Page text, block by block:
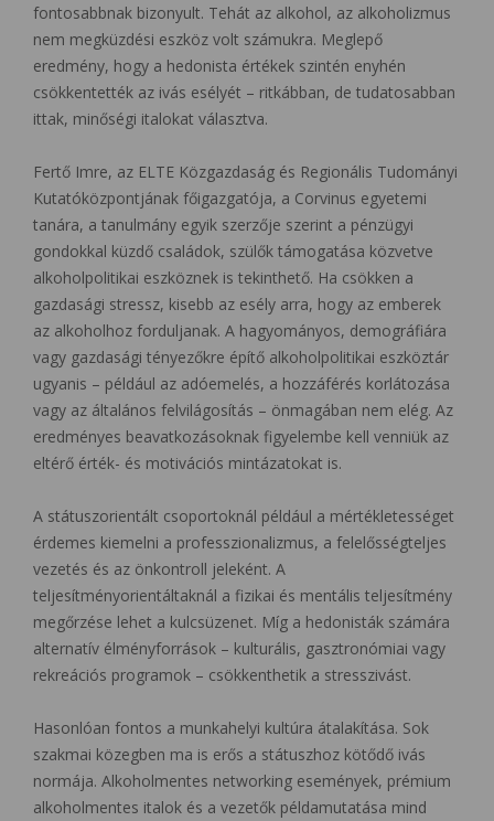
fontosabbnak bizonyult. Tehát az alkohol, az alkoholizmus
nem megküzdési eszköz volt számukra. Meglepő
eredmény, hogy a hedonista értékek szintén enyhén
csökkentették az ivás esélyét – ritkábban, de tudatosabban
ittak, minőségi italokat választva.
Fertő Imre, az ELTE Közgazdaság és Regionális Tudományi
Kutatóközpontjának főigazgatója, a Corvinus egyetemi
tanára, a tanulmány egyik szerzője szerint a pénzügyi
gondokkal küzdő családok, szülők támogatása közvetve
alkoholpolitikai eszköznek is tekinthető. Ha csökken a
gazdasági stressz, kisebb az esély arra, hogy az emberek
az alkoholhoz forduljanak. A hagyományos, demográfiára
vagy gazdasági tényezőkre építő alkoholpolitikai eszköztár
ugyanis – például az adóemelés, a hozzáférés korlátozása
vagy az általános felvilágosítás – önmagában nem elég. Az
eredményes beavatkozásoknak figyelembe kell venniük az
eltérő érték- és motivációs mintázatokat is.
A státuszorientált csoportoknál például a mértékletességet
érdemes kiemelni a professzionalizmus, a felelősségteljes
vezetés és az önkontroll jeleként. A
teljesítményorientáltaknál a fizikai és mentális teljesítmény
megőrzése lehet a kulcsüzenet. Míg a hedonisták számára
alternatív élményforrások – kulturális, gasztronómiai vagy
rekreációs programok – csökkenthetik a stresszivást.
Hasonlóan fontos a munkahelyi kultúra átalakítása. Sok
szakmai közegben ma is erős a státuszhoz kötődő ivás
normája. Alkoholmentes networking események, prémium
alkoholmentes italok és a vezetők példamutatása mind